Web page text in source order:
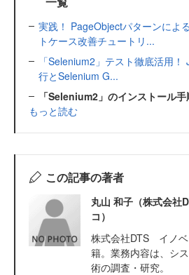
実践！ PageObjectパターンによ
トケース改善チュートリ...
「Selenium2」テスト徹底活用
行とSelenium G...
「Selenium2」のインストール
もっと読む
この記事の著者
丸山 和子（株式会社
コ）
株式会社DTS イノ
籍。業務内容は、シ
術の調査・研究。